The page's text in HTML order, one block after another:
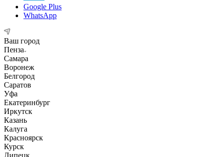
Google Plus
WhatsApp
Ваш город
Пенза
Самара
Воронеж
Белгород
Саратов
Уфа
Екатеринбург
Иркутск
Казань
Калуга
Красноярск
Курск
Липецк